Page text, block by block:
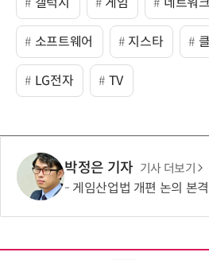
소프트웨어 지스타
LG전자 TV
박정은 기자 기사 더보기
게임산업법 개편 논의 본격화... “진흥 중